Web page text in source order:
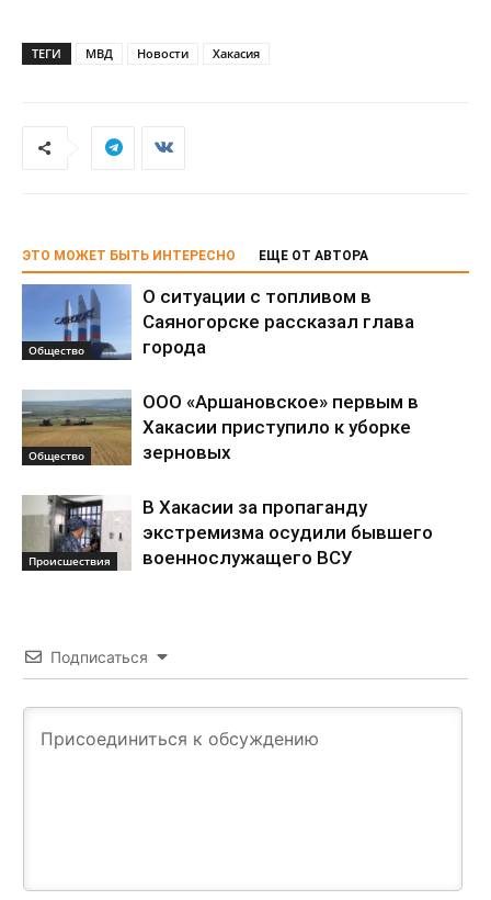
ТЕГИ МВД Новости Хакасия
ЭТО МОЖЕТ БЫТЬ ИНТЕРЕСНО ЕЩЕ ОТ АВТОРА
Общество
О ситуации с топливом в
Саяногорске рассказал глава
города
Общество
ООО «Аршановское» первым в
Хакасии приступило к уборке
зерновых
Происшествия
В Хакасии за пропаганду
экстремизма осудили бывшего
военнослужащего ВСУ
Подписаться